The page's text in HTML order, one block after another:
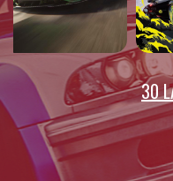
30